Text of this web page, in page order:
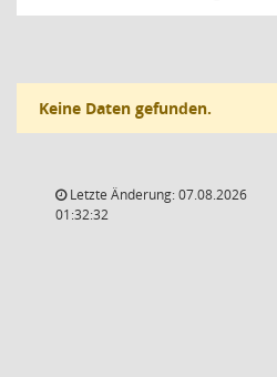
Keine Daten gefunden.
Letzte Änderung: 07.08.2026
01:32:32